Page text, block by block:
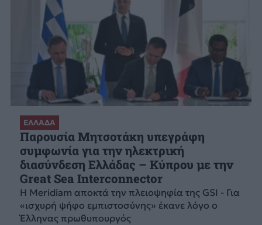
ΕΛΛΑΔΑ
Παρουσία Μητσοτάκη υπεγράφη
συμφωνία για την ηλεκτρική
διασύνδεση Ελλάδας – Κύπρου με την
Great Sea Interconnector
Η Meridiam αποκτά την πλειοψηφία της GSI - Για
«ισχυρή ψήφο εμπιστοσύνης» έκανε λόγο ο
Έλληνας πρωθυπουργός